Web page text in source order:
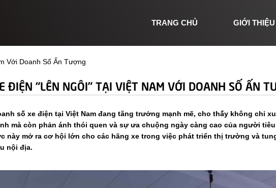
TRANG CHỦ GIỚI THIỆU
Với Doanh Số Ấn Tượng
ĐIỆN “LÊN NGÔI” TẠI VIỆT NAM VỚI DOANH SỐ ẤN
số xe điện tại Việt Nam đang tăng trưởng mạnh mẽ, cho thấy không chỉ
mà còn phản ánh thói quen và sự ưa chuộng ngày càng cao của người
này mở ra cơ hội lớn cho các hãng xe trong việc phát triển thị trường và
nội địa.